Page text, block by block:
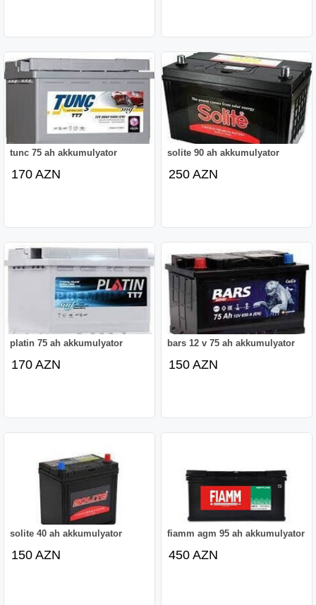
tunc 75 ah akkumulyator
170 AZN
solite 90 ah akkumulyator
250 AZN
platin 75 ah akkumulyator
170 AZN
bars 12 v 75 ah akkumulyator
150 AZN
solite 40 ah akkumulyator
150 AZN
fiamm agm 95 ah akkumulyator
450 AZN